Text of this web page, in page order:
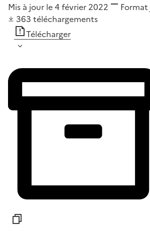
Mis à jour le 4 février 2022 Format
363 téléchargements
Télécharger